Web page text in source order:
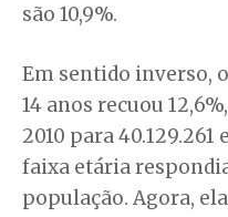
são 10,9%.
Em sentido inverso,
14 anos recuou
2010 para 40.129.261
faixa etária
população. Agora,